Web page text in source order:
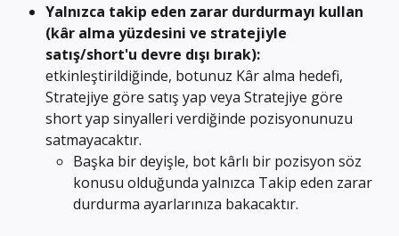
Yalnızca takip eden zarar durdurmayı kullan
(kâr alma yüzdesini ve stratejiyle
satış/short'u devre dışı bırak):
etkinleştirildiğinde, botunuz Kâr alma hedefi,
Stratejiye göre satış yap veya Stratejiye göre
short yap sinyalleri verdiğinde pozisyonunuzu
satmayacaktır.
Başka bir deyişle, bot kârlı bir pozisyon söz
konusu olduğunda yalnızca Takip eden zarar
durdurma ayarlarınıza bakacaktır.